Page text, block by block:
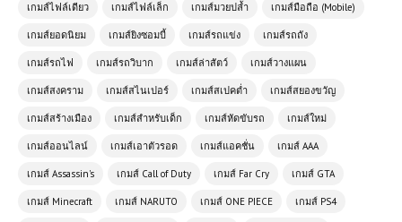
เกมส์ไฟล์เดียว เกมส์ไฟล์เล็ก เกมส์มวยปล้ำ เกมส์มือถือ (Mobile)
เกมส์ยอดนิยม เกมส์ยิงซอมบี้ เกมส์รถแข่ง เกมส์รถถัง
เกมส์รถไฟ เกมส์รถวิบาก เกมส์ล่าสัตว์ เกมส์วางแผน
เกมส์สงคราม เกมส์สไนเปอร์ เกมส์สเปคต่ำ เกมส์สยองขวัญ
เกมส์สร้างเมือง เกมส์สำหรับเด็ก เกมส์หัดขับรถ เกมส์ใหม่
เกมส์ออนไลน์ เกมส์เอาตัวรอด เกมส์แอคชั่น เกมส์ AAA
เกมส์ Assassin's เกมส์ Call of Duty เกมส์ Far Cry เกมส์ GTA
เกมส์ Minecraft เกมส์ NARUTO เกมส์ ONE PIECE เกมส์ PS4
เกมส์ออนไลน์ฟรี Alien Sky Invasion
มหันตภัยจากต่างดาวบนท้องฟ้า
เกมส์ออนไลน์ฟรี Julie Beauty Salon
อาชีพ
เกมออนไลน์ฟรี Fort Drifter ผจญภัย